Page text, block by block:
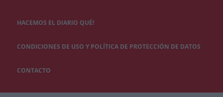
HACEMOS EL DIARIO QUÉ!
CONDICIONES DE USO Y POLÍTICA DE PROTECCIÓN DE DATOS
CONTACTO